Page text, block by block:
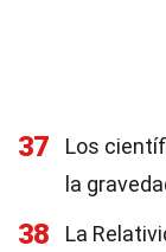
37
Los
la
38
La